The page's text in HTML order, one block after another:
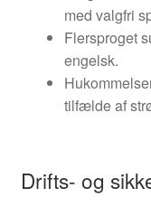
med valgfri
Flersproget
engelsk.
tilfælde af
Drifts- og